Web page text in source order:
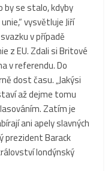
by se stalo, kdyby
vysvětluje Jiří
v případě
z EU. Zdali si Britové
v referendu. Do
dost času. „Jakýsi
až dejme tomu
Zatím je
ani apely slavných
prezident Barack
londýnský